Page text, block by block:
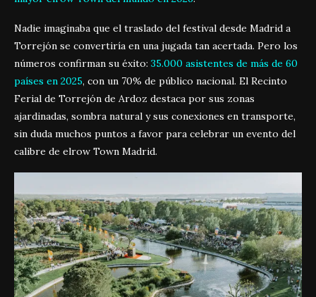
Nadie imaginaba que el traslado del festival desde Madrid a
Torrejón se convertiría en una jugada tan acertada. Pero los
números confirman su éxito: 35.000 asistentes de más de 60
países en 2025, con un 70% de público nacional. El Recinto
Ferial de Torrejón de Ardoz destaca por sus zonas
ajardinadas, sombra natural y sus conexiones en transporte,
sin duda muchos puntos a favor para celebrar un evento del
calibre de elrow Town Madrid.